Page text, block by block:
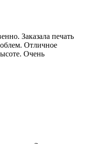
Заказала печать
Отличное
Очень